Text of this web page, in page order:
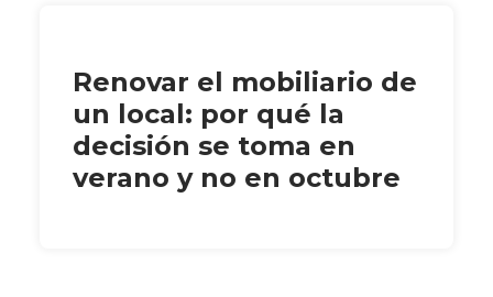
Renovar el mobiliario de
un local: por qué la
decisión se toma en
verano y no en octubre